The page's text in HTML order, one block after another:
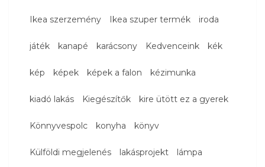
Ikea szerzemény Ikea szuper termék iroda
játék kanapé karácsony Kedvenceink kék
kép képek képek a falon kézimunka
kiadó lakás Kiegészítők kire ütött ez a gyerek
Könnyvespolc konyha könyv
Külföldi megjelenés lakásprojekt lámpa